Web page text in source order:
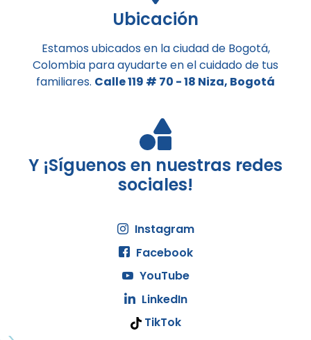
Ubicación
Estamos ubicados en la ciudad de Bogotá,
Colombia para ayudarte en el cuidado de tus
familiares. Calle 119 # 70 - 18 Niza, Bogotá
Y ¡Síguenos en nuestras redes
sociales!
Instagram
Facebook
YouTube
LinkedIn
TikTok